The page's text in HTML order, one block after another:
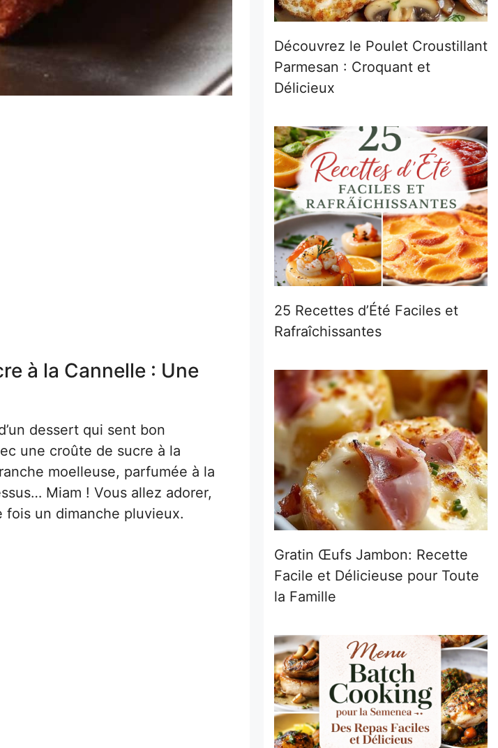
à la Cannelle : Une
dessert qui sent bon
une croûte de sucre à la
moelleuse, parfumée à la
Miam ! Vous allez adorer,
fois un dimanche pluvieux.
Découvrez le Poulet Croustillant
Parmesan : Croquant et
Délicieux
25 Recettes d’Été Faciles et
Rafraîchissantes
Gratin Œufs Jambon: Recette
Facile et Délicieuse pour Toute
la Famille